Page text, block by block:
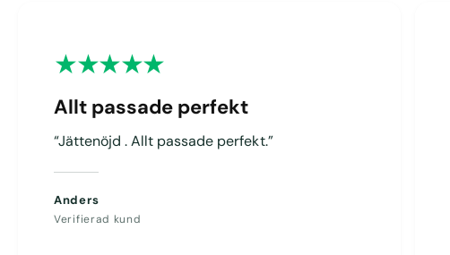
Allt passade perfekt
“Jättenöjd . Allt passade perfekt.”
Anders
Verifierad kund